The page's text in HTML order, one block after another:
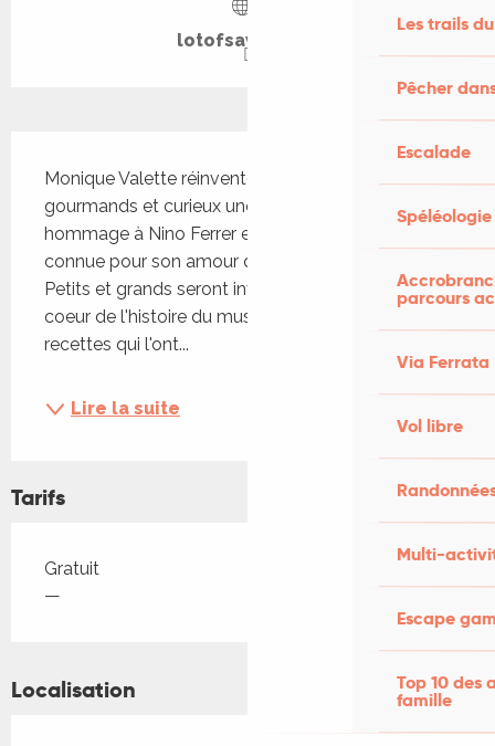
Les trails
Pêcher
Escalade
Spéléologie
parcours
Via Ferrata
Vol libre
Multi-
Escape
Top 10 des
famille
lotofsaveurs.fr
Monique Valette réinventera sous les yeux des
gourmands et curieux une à plusieurs recettes
hommage à Nino Ferrer et son épouse Kinou,
connue pour son amour des bons petits plats.
Petits et grands seront invités à se plonger au
coeur de l'histoire du musicien, en dégustant les
recettes qui l'ont...
Lire la suite
Tarifs
Tarifs 2026
Gratuit
—
Localisation